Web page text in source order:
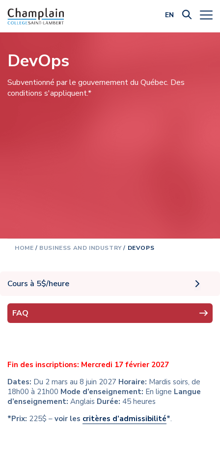
EN
DevOps
Subventionné par le gouvernement du Québec. Des
conditions s'appliquent.*
HOME / BUSINESS AND INDUSTRY/ DEVOPS
Cours à 5$/heure
FAQ
Fin des inscriptions: Mercredi 17 février 2027
Dates: Du 2 mars au 8 juin 2027 Horaire: Mardis soirs, de
18h00 à 21h00 Mode d’enseignement: En ligne Langue
d’enseignement: Anglais Durée: 45 heures
*Prix: 225$ – voir les critères d’admissibilité*.
Filtrer par catégorie: